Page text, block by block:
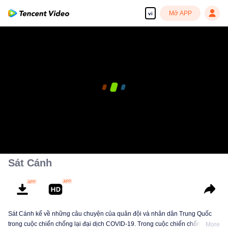
vi Mở APP
Sát Cánh
Sát Cánh kể về những câu chuyện của quân đội và nhân dân Trung Quốc
trong cuộc chiến chống lại đại dịch COVID-19. Trong cuộc chiến chống dịch,
More